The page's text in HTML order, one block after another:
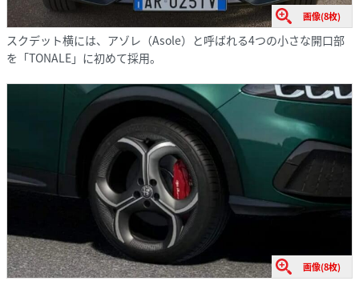
画像(8枚)
スクデット横には、アゾレ（Asole）と呼ばれる4つの小さな開口部
を「TONALE」に初めて採用。
画像(8枚)